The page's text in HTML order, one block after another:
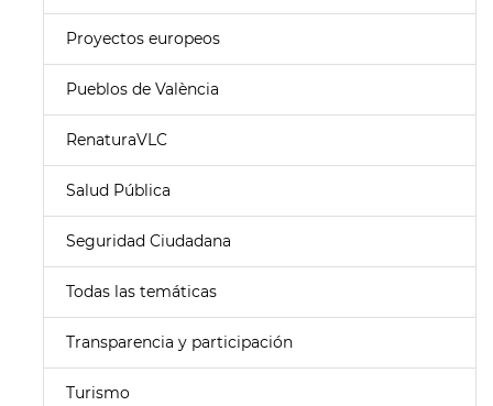
Proyectos europeos
Pueblos de València
RenaturaVLC
Salud Pública
Seguridad Ciudadana
Todas las temáticas
Transparencia y participación
Turismo